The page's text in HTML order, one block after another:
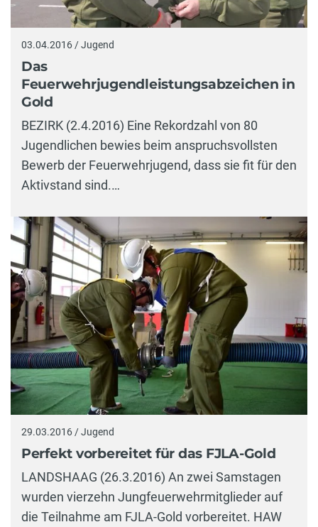
03.04.2016 / Jugend
Das
Feuerwehrjugendleistungsabzeichen in
Gold
BEZIRK (2.4.2016) Eine Rekordzahl von 80
Jugendlichen bewies beim anspruchsvollsten
Bewerb der Feuerwehrjugend, dass sie fit für den
Aktivstand sind.…
29.03.2016 / Jugend
Perfekt vorbereitet für das FJLA-Gold
LANDSHAAG (26.3.2016) An zwei Samstagen
wurden vierzehn Jungfeuerwehrmitglieder auf
die Teilnahme am FJLA-Gold vorbereitet. HAW